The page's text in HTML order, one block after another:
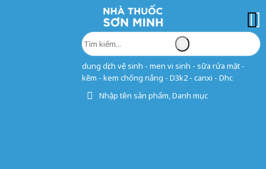
dung dịch vệ sinh - men vi sinh - sữa rửa mặt -
kẽm - kem chống nắng - D3k2 - canxi - Dhc
Nhập tên sản phẩm, Danh mục